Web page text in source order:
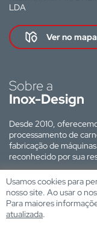
LDA
Ver no mapa
Sobre a
Inox-Design
Desde 2010,
processamento de
fabricação de
reconhecido por sua
Site desenvolvido por:
Usamos cookies para
nosso site. Ao usar o
Para maiores
atualizada.